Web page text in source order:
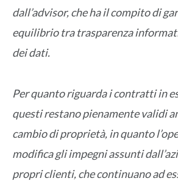
dall’advisor, che ha il compito di
equilibrio tra trasparenza
dei dati.
Per quanto riguarda i contratti in
questi restano pienamente validi
cambio di proprietà, in quanto
modifica gli impegni assunti
propri clienti, che continuano ad